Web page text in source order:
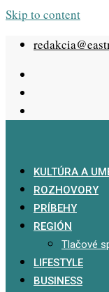
Skip to content
KULTÚRA A
ROZHOVORY
PRÍBEHY
REGIÓN
Tlačové
LIFESTYLE
BUSINESS